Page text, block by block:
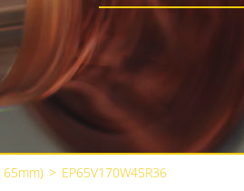
65mm) > EP65V170W45R36